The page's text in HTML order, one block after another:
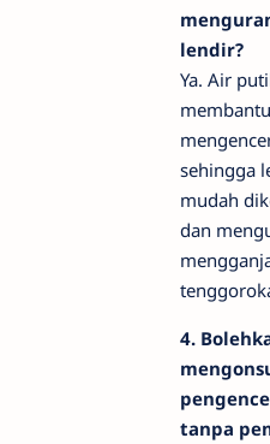
lendir?
Ya. Air
membantu
sehingga
mudah
dan
4.
tanpa